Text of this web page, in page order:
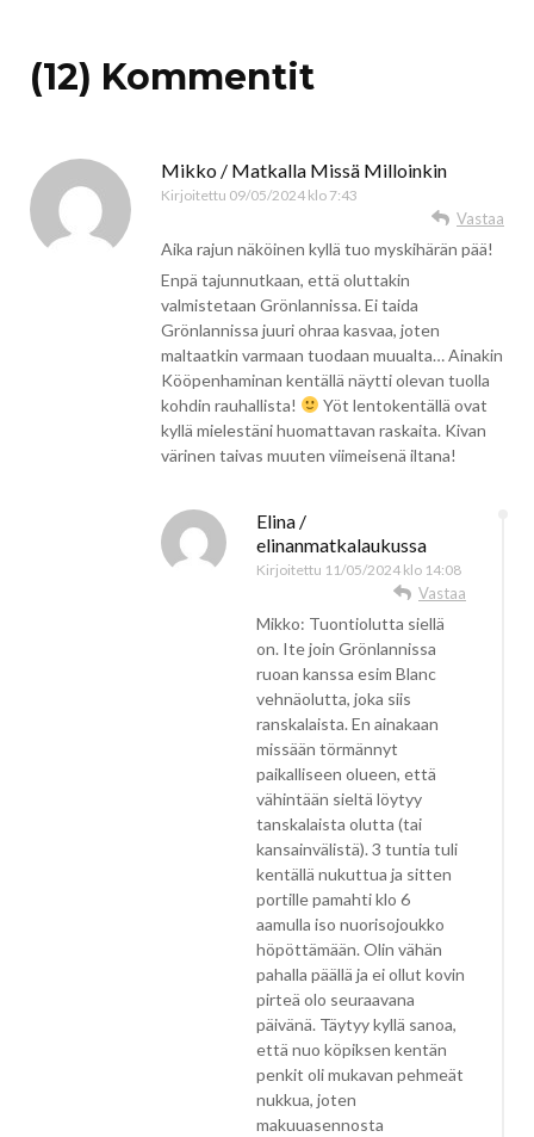
(12) Kommentit
Mikko / Matkalla Missä Milloinkin
Kirjoitettu 09/05/2024 klo 7:43
Vastaa
Aika rajun näköinen kyllä tuo myskihärän pää!
Enpä tajunnutkaan, että oluttakin
valmistetaan Grönlannissa. Ei taida
Grönlannissa juuri ohraa kasvaa, joten
maltaatkin varmaan tuodaan muualta… Ainakin
Kööpenhaminan kentällä näytti olevan tuolla
kohdin rauhallista!
Yöt lentokentällä ovat
kyllä mielestäni huomattavan raskaita. Kivan
värinen taivas muuten viimeisenä iltana!
Elina /
elinanmatkalaukussa
Kirjoitettu 11/05/2024 klo 14:08
Vastaa
Mikko: Tuontiolutta siellä
on. Ite join Grönlannissa
ruoan kanssa esim Blanc
vehnäolutta, joka siis
ranskalaista. En ainakaan
missään törmännyt
paikalliseen olueen, että
vähintään sieltä löytyy
tanskalaista olutta (tai
kansainvälistä). 3 tuntia tuli
kentällä nukuttua ja sitten
portille pamahti klo 6
aamulla iso nuorisojoukko
höpöttämään. Olin vähän
pahalla päällä ja ei ollut kovin
pirteä olo seuraavana
päivänä. Täytyy kyllä sanoa,
että nuo köpiksen kentän
penkit oli mukavan pehmeät
nukkua, joten
makuuasennosta